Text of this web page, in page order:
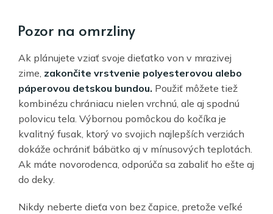
Pozor na omrzliny
Ak plánujete vziať svoje dieťatko von v mrazivej
zime, zakončite vrstvenie polyesterovou alebo
páperovou detskou bundou. Použiť môžete tiež
kombinézu chrániacu nielen vrchnú, ale aj spodnú
polovicu tela. Výbornou pomôckou do kočíka je
kvalitný fusak, ktorý vo svojich najlepších verziách
dokáže ochrániť bábätko aj v mínusových teplotách.
Ak máte novorodenca, odporúča sa zabaliť ho ešte aj
do deky.
Nikdy neberte dieťa von bez čapice, pretože veľké